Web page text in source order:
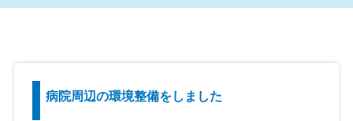
病院周辺の環境整備をしました